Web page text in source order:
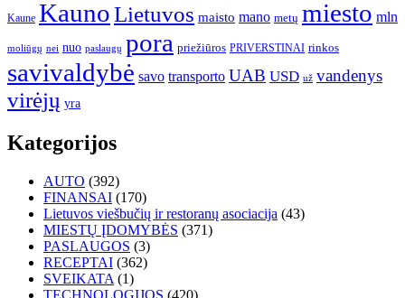
Kaune KaunoLietuvos maisto mano metų miesto mln
moliūgų nei nuo paslaugų pora priežiūros PRIVERSTINAI rinkos
savivaldybė savo transporto UAB USD už vandenys
virėjų yra
Kategorijos
AUTO (392)
FINANSAI (170)
Lietuvos viešbučių ir restoranų asociacija (43)
MIESTŲ ĮDOMYBĖS (371)
PASLAUGOS (3)
RECEPTAI (362)
SVEIKATA (1)
TECHNOLOGIJOS (420)